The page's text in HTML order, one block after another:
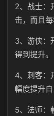
2、战士：
击，而且
3、游侠：
得到提升。
4、刺客：
幅度提升自
5、法师：